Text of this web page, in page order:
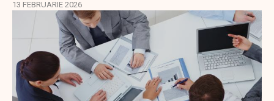
13 FEBRUARIE 2026